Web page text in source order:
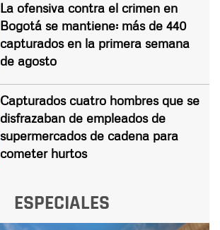
La ofensiva contra el crimen en
Bogotá se mantiene: más de 440
capturados en la primera semana
de agosto
Capturados cuatro hombres que se
disfrazaban de empleados de
supermercados de cadena para
cometer hurtos
ESPECIALES